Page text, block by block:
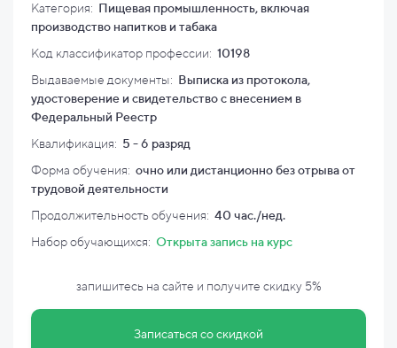
Категория: Пищевая промышленность, включая
производство напитков и табака
Код классификатор профессии: 10198
Выдаваемые документы: Выписка из протокола,
удостоверение и свидетельство с внесением в
Федеральный Реестр
Квалификация: 5 - 6 разряд
Форма обучения: очно или дистанционно без отрыва от
трудовой деятельности
Продолжительность обучения: 40 час./нед.
Набор обучающихся: Открыта запись на курс
запишитесь на сайте и получите скидку 5%
Записаться со скидкой